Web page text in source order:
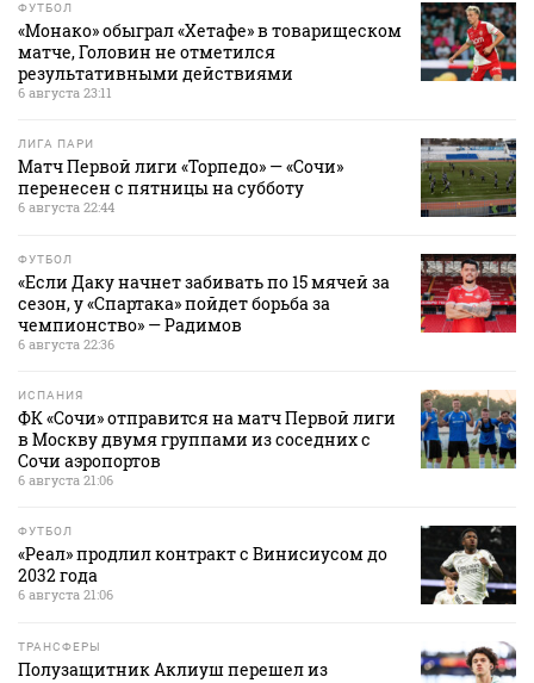
ФУТБОЛ
«Монако» обыграл «Хетафе» в товарищеском
матче, Головин не отметился
результативными действиями
6 августа 23:11
ЛИГА ПАРИ
Матч Первой лиги «Торпедо» — «Сочи»
перенесен с пятницы на субботу
6 августа 22:44
ФУТБОЛ
«Если Даку начнет забивать по 15 мячей за
сезон, у «Спартака» пойдет борьба за
чемпионство» — Радимов
6 августа 22:36
ИСПАНИЯ
ФК «Сочи» отправится на матч Первой лиги
в Москву двумя группами из соседних с
Сочи аэропортов
6 августа 21:06
ФУТБОЛ
«Реал» продлил контракт с Винисиусом до
2032 года
6 августа 21:06
ТРАНСФЕРЫ
Полузащитник Аклиуш перешел из